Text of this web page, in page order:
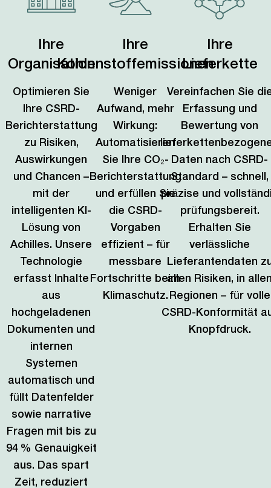
Ihre
Organisation
Optimieren Sie
Ihre CSRD-
Berichterstattung
zu Risiken,
Auswirkungen
und Chancen –
mit der
intelligenten KI-
Lösung von
Achilles. Unsere
Technologie
erfasst Inhalte
aus
hochgeladenen
Dokumenten und
internen
Systemen
automatisch und
füllt Datenfelder
sowie narrative
Fragen mit bis zu
94 % Genauigkeit
aus. Das spart
Zeit, reduziert
Ihre
Kohlenstoffemissionen
Weniger
Aufwand, mehr
Wirkung:
Automatisieren
Sie Ihre CO₂-
Berichterstattung
und erfüllen Sie
die CSRD-
Vorgaben
effizient – für
messbare
Fortschritte beim
Klimaschutz.
Ihre
Lieferkette
Vereinfachen Sie
Erfassung und
Bewertung von
Daten nach CSRD-
Standard – schnell,
präzise und
prüfungsbereit.
Erhalten Sie
verlässliche
Lieferantendaten
allen Risiken, in
Regionen – für volle
CSRD-Konformität
Knopfdruck.